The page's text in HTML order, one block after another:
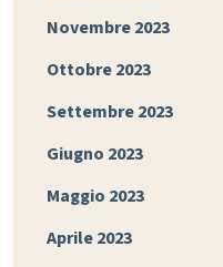
Novembre 2023
Ottobre 2023
Settembre 2023
Giugno 2023
Maggio 2023
Aprile 2023